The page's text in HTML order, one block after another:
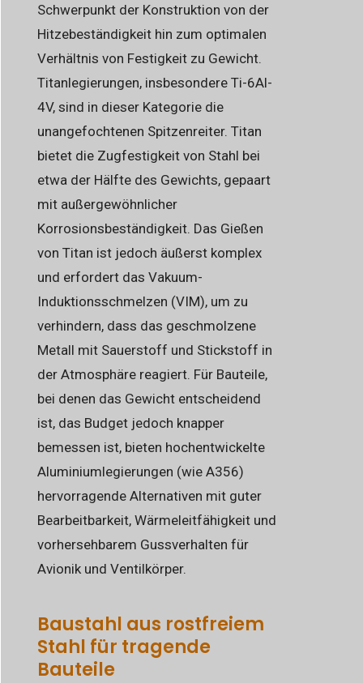
Schwerpunkt der Konstruktion von der
Hitzebeständigkeit hin zum optimalen
Verhältnis von Festigkeit zu Gewicht.
Titanlegierungen, insbesondere Ti-6Al-
4V, sind in dieser Kategorie die
unangefochtenen Spitzenreiter. Titan
bietet die Zugfestigkeit von Stahl bei
etwa der Hälfte des Gewichts, gepaart
mit außergewöhnlicher
Korrosionsbeständigkeit. Das Gießen
von Titan ist jedoch äußerst komplex
und erfordert das Vakuum-
Induktionsschmelzen (VIM), um zu
verhindern, dass das geschmolzene
Metall mit Sauerstoff und Stickstoff in
der Atmosphäre reagiert. Für Bauteile,
bei denen das Gewicht entscheidend
ist, das Budget jedoch knapper
bemessen ist, bieten hochentwickelte
Aluminiumlegierungen (wie A356)
hervorragende Alternativen mit guter
Bearbeitbarkeit, Wärmeleitfähigkeit und
vorhersehbarem Gussverhalten für
Avionik und Ventilkörper.
Baustahl aus rostfreiem
Stahl für tragende
Bauteile